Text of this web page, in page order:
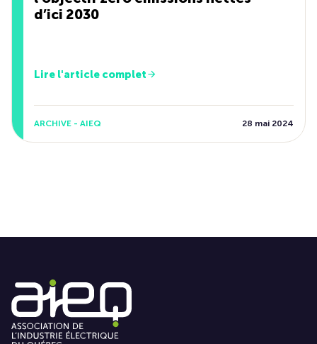
d’ici 2030
Lire l'article complet
ARCHIVE - AIEQ 28 mai 2024